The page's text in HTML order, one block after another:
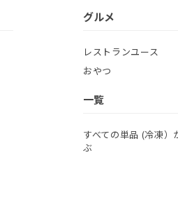
グルメ
レストランユース
おやつ
一覧
すべての単品 (冷凍）
ぶ